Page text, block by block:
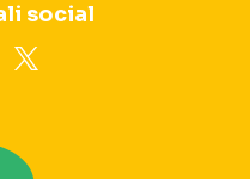
social